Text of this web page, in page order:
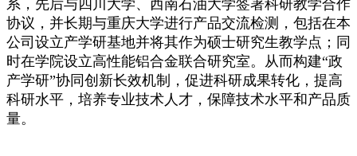
系，先后与四川大学、西南石油大学签署科研教学合作
协议，并长期与重庆大学进行产品交流检测，包括在本
公司设立产学研基地并将其作为硕士研究生教学点；同
时在学院设立高性能铝合金联合研究室。从而构建“政
产学研”协同创新长效机制，促进科研成果转化，提高
科研水平，培养专业技术人才，保障技术水平和产品质
量。